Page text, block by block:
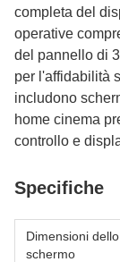
completa del
operative
del pannello di
per l'affidabilità
includono
home cinema
controllo e
Specifiche
Dimensioni dello
schermo